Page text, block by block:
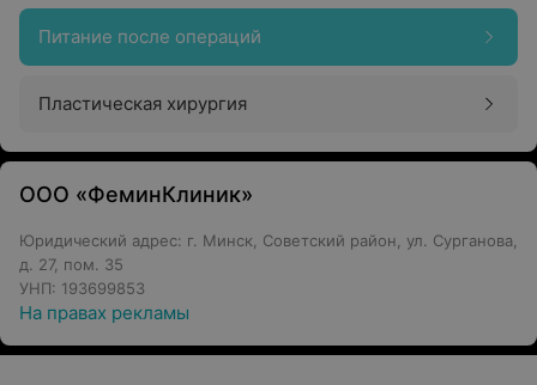
Питание после операций
Пластическая хирургия
ООО «ФеминКлиник»
Юридический адрес: г. Минск, Советский район, ул. Сурганова,
д. 27, пом. 35
УНП: 193699853
На правах рекламы